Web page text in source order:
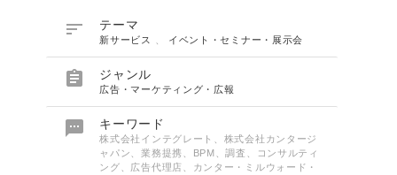
 テーマ
新サービス イベント・セミナー・展示会
 ジャンル
広告・マーケティング・広報
 キーワード
株式会社インテグレート、株式会社カンタージ
ャパン、業務提携、BPM、調査、コンサルティ
ング、広告代理店、カンター・ミルウォード・